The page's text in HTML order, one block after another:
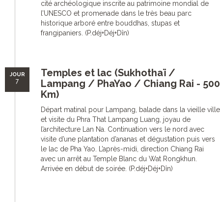
cité archéologique inscrite au patrimoine mondial de
l’UNESCO et promenade dans le très beau parc
historique arboré entre bouddhas, stupas et
frangipaniers. (P.déj+Déj+Dîn)
JOUR
7
Temples et lac (Sukhothaï /
Lampang / PhaYao / Chiang Rai - 500
Km)
Départ matinal pour Lampang, balade dans la vieille ville
et visite du Phra That Lampang Luang, joyau de
l’architecture Lan Na. Continuation vers le nord avec
visite d’une plantation d’ananas et dégustation puis vers
le lac de Pha Yao. L’après-midi, direction Chiang Rai
avec un arrêt au Temple Blanc du Wat Rongkhun.
Arrivée en début de soirée. (P.déj+Déj+Dîn)